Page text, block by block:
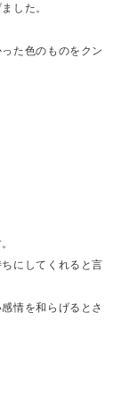
した。
た色のものをクン
にしてくれると言
情を和らげるとさ